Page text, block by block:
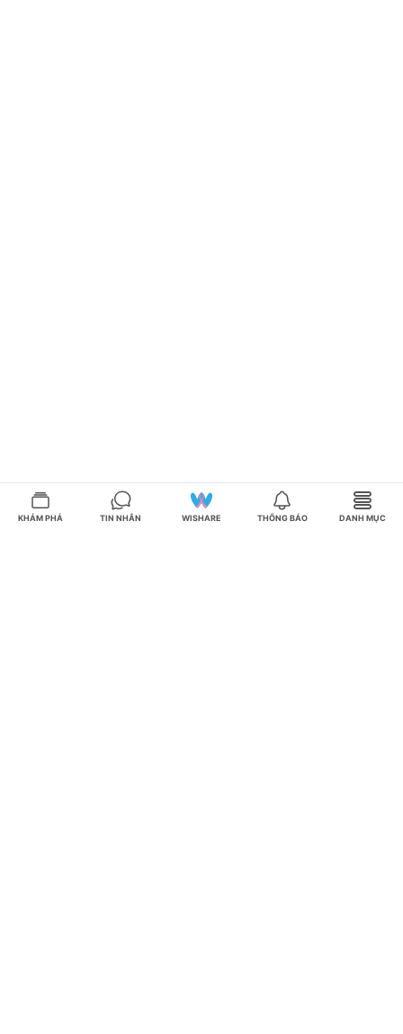
KHÁM PHÁ TIN NHẮN WISHARE THÔNG BÁO DANH MỤC